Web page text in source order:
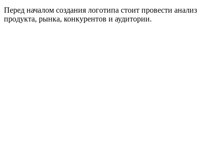
Перед началом создания логотипа стоит провести анализ
продукта, рынка, конкурентов и аудитории.